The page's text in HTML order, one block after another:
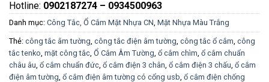
Hotline: 0902187274 – 0934500963
Danh mục: Công Tắc, Ổ Cắm Mặt Nhựa CN Mặt Nhựa Màu Trắng
Thẻ: công tắc âm tường công tắc điện âm tường công tắc ổ cắm công
tắc tenko mặt công tắc Ổ Cắm Âm Tường ổ cắm chìm ổ cắm chuẩn
châu âu ổ cắm chuẩn đức ổ cắm điện 3 chân ổ cắm điện 3 chấu ổ cắm
điện âm tường ổ cắm điện âm tường có cổng usb ổ cắm điện chống